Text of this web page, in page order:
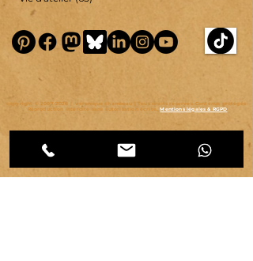
copyright © 2007-2026
| véronique chambeau | Tous droits réservés–Contenus protégés–
Reproduction interdite sans autorisation écrite.Mentions légales & RGPD